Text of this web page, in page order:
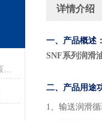
简单的一张液压系统(液压站)动态原理图,让你不再对液压原理一知半解
详情介绍
一、产品概述
SNF系列润滑
二、产品用途
1、输送润滑